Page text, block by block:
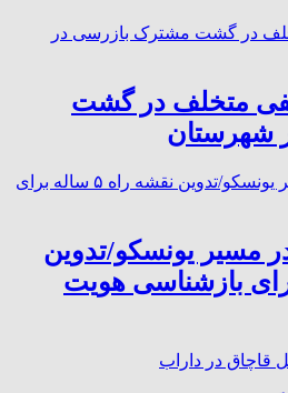
متخلف در گشت
شهرستان
مسیر یونسکو/تدوین
ساله برای بازشناسی هویت